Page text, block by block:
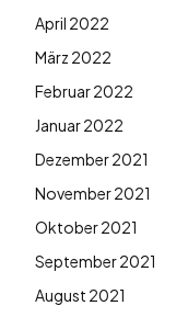
April 2022
März 2022
Februar 2022
Januar 2022
Dezember 2021
November 2021
Oktober 2021
September 2021
August 2021